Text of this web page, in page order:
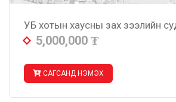
УБ хотын хаусны зах зээлийн
5,000,000 ₮
САГСАНД НЭМЭХ